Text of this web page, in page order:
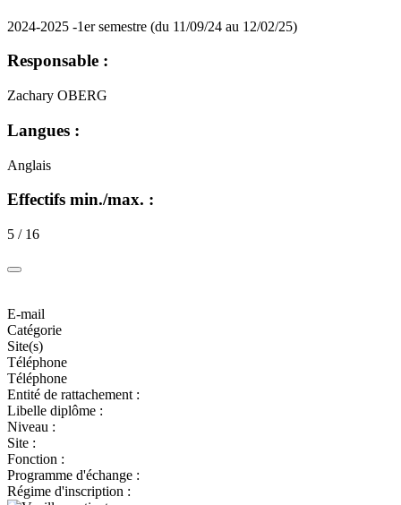
2024-2025 -1er semestre (du 11/09/24 au 12/02/25)
Responsable :
Zachary OBERG
Langues :
Anglais
Effectifs min./max. :
5 / 16
E-mail
Catégorie
Site(s)
Téléphone
Téléphone
Entité de rattachement :
Libelle diplôme :
Niveau :
Site :
Fonction :
Programme d'échange :
Régime d'inscription :